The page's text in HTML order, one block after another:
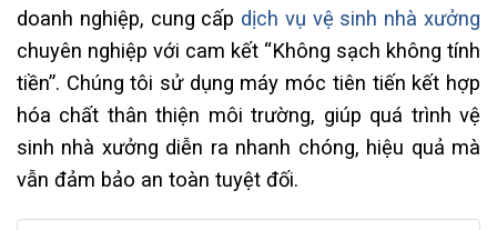
doanh nghiệp, cung cấp dịch vụ vệ sinh nhà xưởng
chuyên nghiệp với cam kết “Không sạch không tính
tiền”. Chúng tôi sử dụng máy móc tiên tiến kết hợp
hóa chất thân thiện môi trường, giúp quá trình vệ
sinh nhà xưởng diễn ra nhanh chóng, hiệu quả mà
vẫn đảm bảo an toàn tuyệt đối.